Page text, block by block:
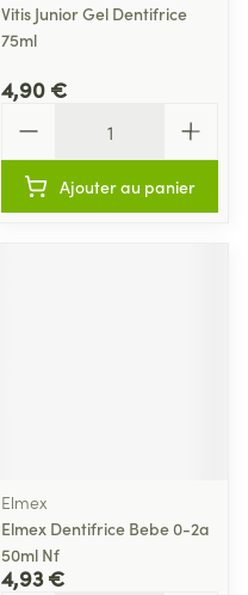
Vitis Junior Gel Dentifrice
75ml
4,90 €
Ajouter au panier
Elmex
Elmex Dentifrice Bebe 0-2a
50ml Nf
4,93 €